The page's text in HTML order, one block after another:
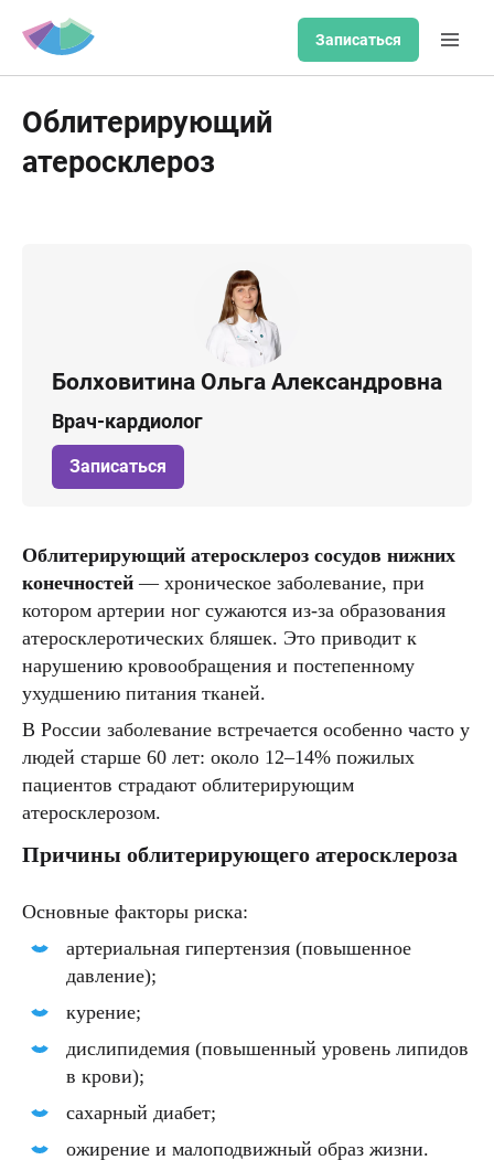
Записаться
Облитерирующий
атеросклероз
Болховитина Ольга Александровна
Врач-кардиолог
Записаться
Облитерирующий атеросклероз сосудов нижних
конечностей — хроническое заболевание, при
котором артерии ног сужаются из-за образования
атеросклеротических бляшек. Это приводит к
нарушению кровообращения и постепенному
ухудшению питания тканей.
В России заболевание встречается особенно часто у
людей старше 60 лет: около 12–14% пожилых
пациентов страдают облитерирующим
атеросклерозом.
Причины облитерирующего атеросклероза
Основные факторы риска:
артериальная гипертензия (повышенное
давление);
курение;
дислипидемия (повышенный уровень липидов
в крови);
сахарный диабет;
ожирение и малоподвижный образ жизни.